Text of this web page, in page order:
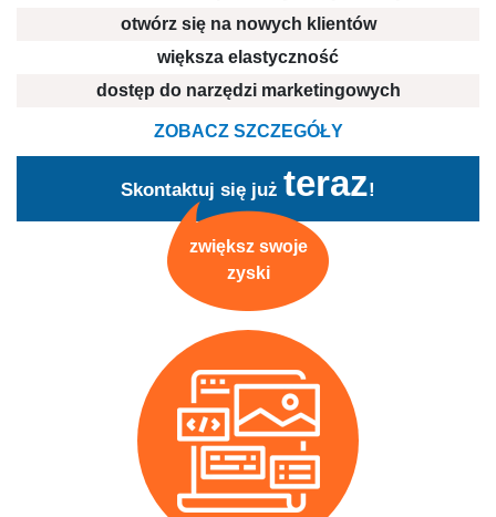
otwórz się na nowych klientów
większa elastyczność
dostęp do narzędzi marketingowych
ZOBACZ SZCZEGÓŁY
Skontaktuj się już teraz!
zwiększ swoje
zyski